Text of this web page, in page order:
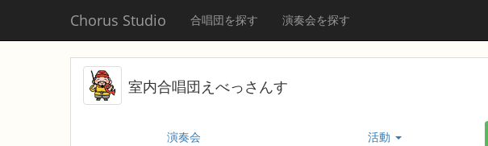
Chorus Studio 合唱団を探す 演奏会を探す
室内合唱団えべっさんす
演奏会 活動